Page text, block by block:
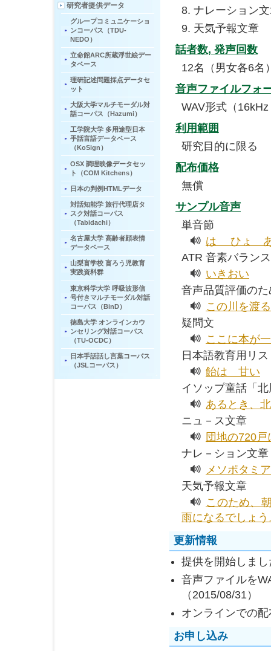
ナレーション
天気予報文章
話者数, 発声回数
12名（男女各6名
音声ファイルフォ
WAV形式（
利用範囲
研究目的に限る
配布価格
無償
サンプル音声
単音節
は ひょ
ATR 音素バラン
いきおい
音声品質評価の
この川を渡
疑問文
ここに本が
日本語教育用リス
飴は 甘い
イソップ童話「
あるとき、
ニュ－ス文章
団地の720
ナレ－ション文章
メソポタミ
天気予報文章
このため、
雨になるでしょう
更新情報
提供を開始しま
音声ファイルを
（2015/08/31）
オンラインでの
お申し込み
研究者提供データ
グループコミュニケーショ
ンコーパス（TDU-
NEDO）
立命館ARC所蔵浮世絵デー
タベース
理研記述問題採点データセ
ット
大阪大学マルチモーダル対
話コーパス（Hazumi）
工学院大学 多用途型日本
手話言語データベース
（KoSign）
OSX 調理映像データセッ
ト（COM Kitchens）
日本の判例HTMLデータ
対話知能学 旅行代理店タ
スク対話コーパス
（Tabidachi）
名古屋大学 高齢者顔表情
データベース
山梨盲学校 盲ろう児教育
実践資料群
東京科学大学 呼吸波形信
号付きマルチモーダル対話
コーパス（BinD）
徳島大学 オンラインカウ
ンセリング対話コーパス
（TU-OCDC）
日本手話話し言葉コーパス
（JSLコーパス）